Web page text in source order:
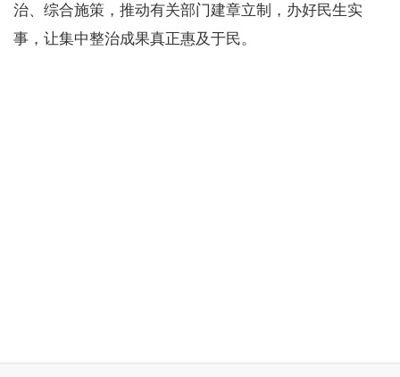
治、综合施策，推动有关部门建章立制，办好民生实
事，让集中整治成果真正惠及于民。